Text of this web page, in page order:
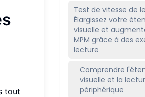
tout
Test de vitesse de
Élargissez votre
visuelle et
MPM grâce à des
lecture
Comprendre
visuelle et la
périphérique